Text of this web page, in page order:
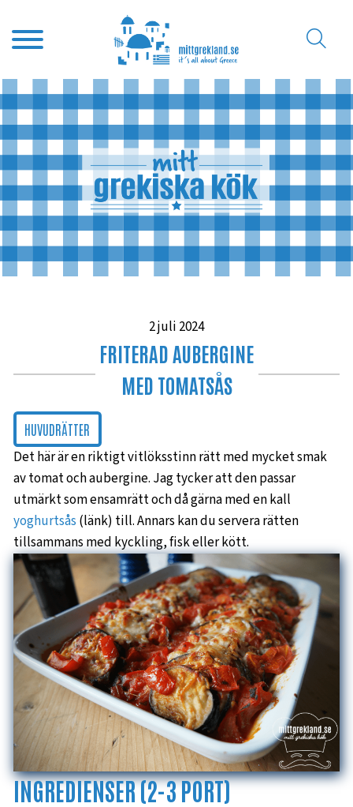
2 juli 2024
FRITERAD AUBERGINE
MED TOMATSÅS
HUVUDRÄTTER
Det här är en riktigt vitlöksstinn rätt med mycket smak
av tomat och aubergine. Jag tycker att den passar
utmärkt som ensamrätt och då gärna med en kall
yoghurtsås (länk) till. Annars kan du servera rätten
tillsammans med kyckling, fisk eller kött.
INGREDIENSER (2-3 PORT)